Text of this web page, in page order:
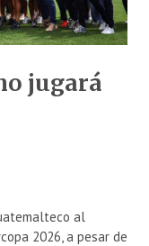
jugará
al
2026, a pesar de